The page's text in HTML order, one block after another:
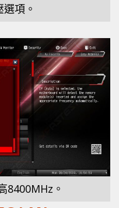
項。
8400MHz。